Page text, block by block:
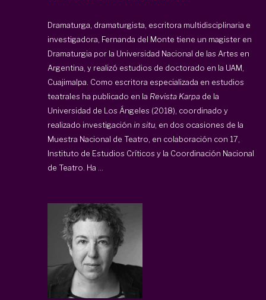
Dramaturga, dramaturgista, escritora multidisciplinaria e
investigadora, Fernanda del Monte tiene un magister en
Dramaturgia por la Universidad Nacional de las Artes en
Argentina, y realizó estudios de doctorado en la UAM,
Cuajimalpa. Como escritora especializada en estudios
teatrales ha publicado en la Revista Karpa de la
Universidad de Los Ángeles (2018), coordinado y
realizado investigación in situ , en dos ocasiones de la
Muestra Nacional de Teatro, en colaboración con 17,
Instituto de Estudios Críticos y la Coordinación Nacional
de Teatro. Ha ...